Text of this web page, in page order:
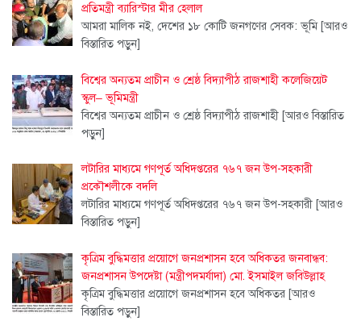
প্রতিমন্ত্রী ব্যারিস্টার মীর হেলাল
আমরা মালিক নই, দেশের ১৮ কোটি জনগণের সেবক: ভূমি [আরও
বিস্তারিত পড়ুন]
বিশ্বের অন্যতম প্রাচীন ও শ্রেষ্ঠ বিদ্যাপীঠ রাজশাহী কলেজিয়েট
স্কুল– ভূমিমন্ত্রী
বিশ্বের অন্যতম প্রাচীন ও শ্রেষ্ঠ বিদ্যাপীঠ রাজশাহী [আরও বিস্তারিত
পড়ুন]
লটারির মাধ্যমে গণপূর্ত অধিদপ্তরের ৭৬৭ জন উপ-সহকারী
প্রকৌশলীকে বদলি
লটারির মাধ্যমে গণপূর্ত অধিদপ্তরের ৭৬৭ জন উপ-সহকারী [আরও
বিস্তারিত পড়ুন]
কৃত্রিম বুদ্ধিমত্তার প্রয়োগে জনপ্রশাসন হবে অধিকতর জনবান্ধব:
জনপ্রশাসন উপদেষ্টা (মন্ত্রীপদমর্যাদা) মো. ইসমাইল জবিউল্লাহ
কৃত্রিম বুদ্ধিমত্তার প্রয়োগে জনপ্রশাসন হবে অধিকতর [আরও
বিস্তারিত পড়ুন]